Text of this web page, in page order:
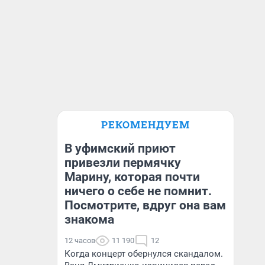
РЕКОМЕНДУЕМ
В уфимский приют
привезли пермячку
Марину, которая почти
ничего о себе не помнит.
Посмотрите, вдруг она вам
знакома
12 часов 11 190 12
Когда концерт обернулся скандалом.